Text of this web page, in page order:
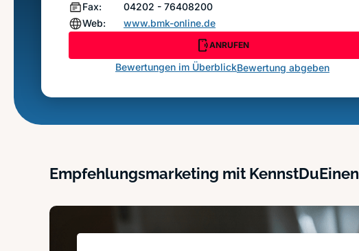
Fax:
04202 - 76408200
Web:
www.bmk-online.de
ANRUFEN
Bewertungen im ÜberblickBewertung abgeben
Empfehlungsmarketing mit KennstDuEinen